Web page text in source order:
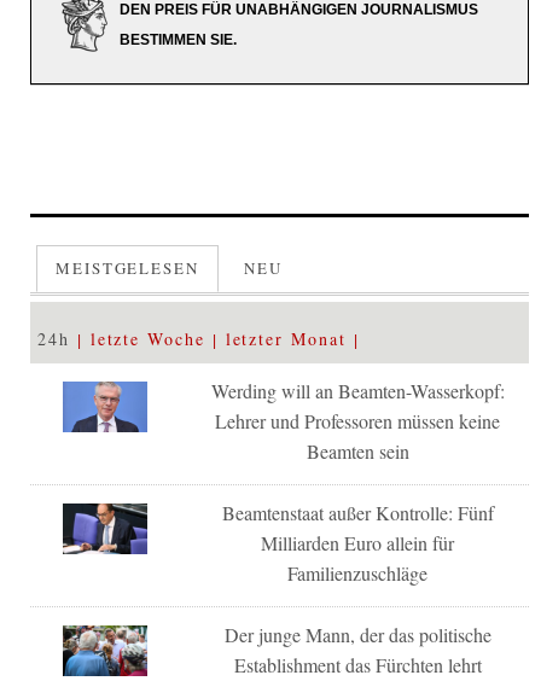
DEN PREIS FÜR UNABHÄNGIGEN JOURNALISMUS
BESTIMMEN SIE.
MEISTGELESEN NEU
24h letzte Woche letzter Monat
Werding will an Beamten-Wasserkopf:
Lehrer und Professoren müssen keine
Beamten sein
Beamtenstaat außer Kontrolle: Fünf
Milliarden Euro allein für
Familienzuschläge
Der junge Mann, der das politische
Establishment das Fürchten lehrt